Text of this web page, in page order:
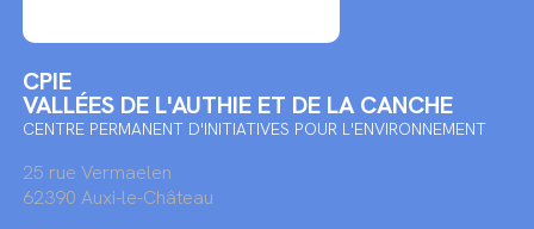
CPIE
VALLÉES DE L'AUTHIE ET DE LA CANCHE
CENTRE PERMANENT D'INITIATIVES POUR L'ENVIRONNEMENT
25 rue Vermaelen
62390 Auxi-le-Château